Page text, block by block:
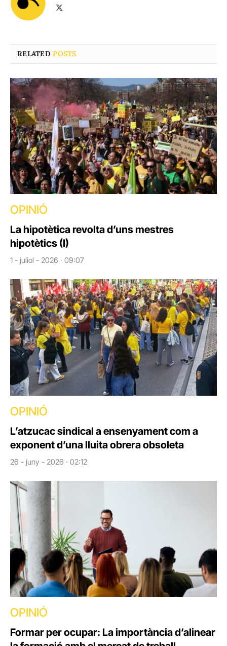
RELATEDPOSTS
OPINIÓ
La hipotètica revolta d’uns mestres
hipotètics (I)
1 - juliol - 2026 · 09:07
OPINIÓ
L’atzucac sindical a ensenyament com a
exponent d’una lluita obrera obsoleta
26 - juny - 2026 · 02:12
OPINIÓ
Formar per ocupar: La importància d’alinear